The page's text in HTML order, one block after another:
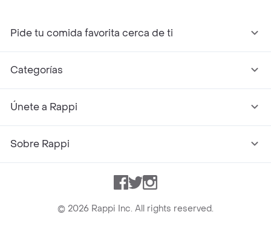
Pide tu comida favorita cerca de ti
Categorías
Únete a Rappi
Sobre Rappi
Facebook
TwitterInstagram
© 2026 Rappi Inc. All rights reserved.